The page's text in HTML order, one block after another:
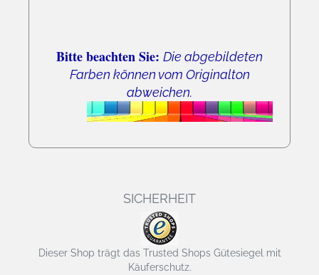
Bitte beachten Sie: Die abgebildeten
Farben können vom Originalton
abweichen.
SICHERHEIT
Dieser Shop trägt das Trusted Shops Gütesiegel mit
Käuferschutz.